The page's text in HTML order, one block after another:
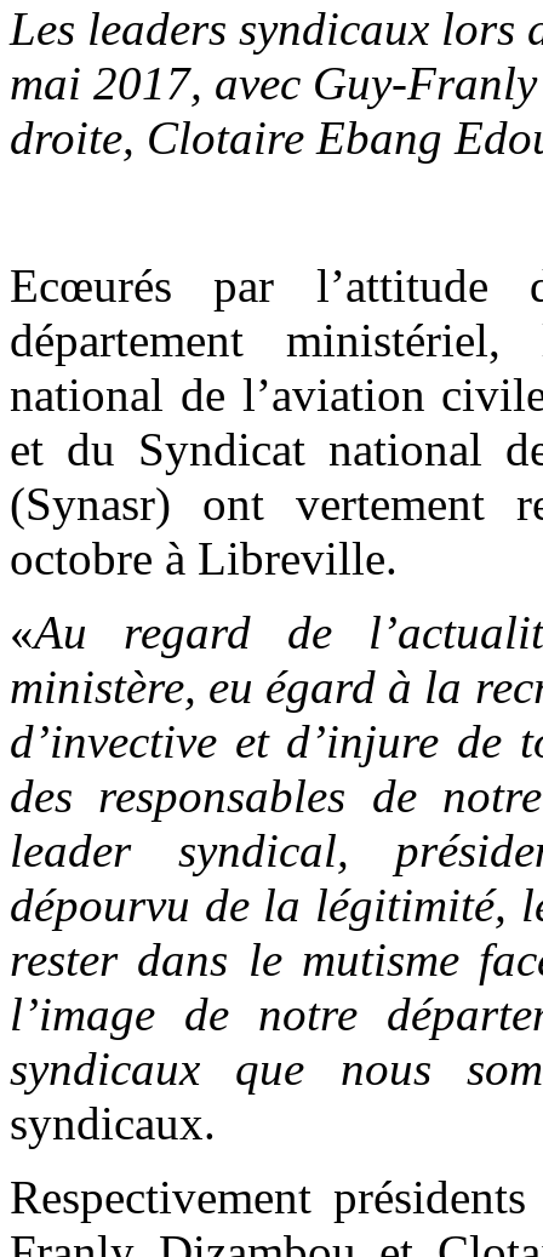
Les leaders syndicaux lors
mai 2017, avec Guy-
droite, Clotaire Ebang
Ecœurés par l’attitude
département
national de l’aviation
et du Syndicat national
(Synasr) ont vertement
octobre à Libreville.
«Au regard de
ministère, eu égard à la
d’invective et d’injure de
des responsables de
leader syndical,
dépourvu de la légitimité,
rester dans le mutisme
l’image de notre
syndicaux que nous
syndicaux.
Respectivement